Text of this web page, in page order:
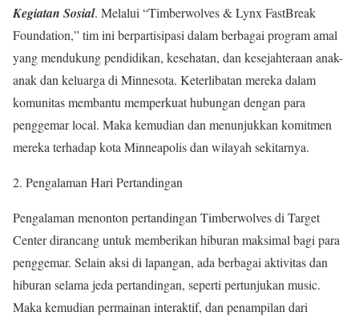
Kegiatan Sosial. Melalui “Timberwolves & Lynx FastBreak
Foundation,” tim ini berpartisipasi dalam berbagai program amal
yang mendukung pendidikan, kesehatan, dan kesejahteraan anak-
anak dan keluarga di Minnesota. Keterlibatan mereka dalam
komunitas membantu memperkuat hubungan dengan para
penggemar local. Maka kemudian dan menunjukkan komitmen
mereka terhadap kota Minneapolis dan wilayah sekitarnya.
2. Pengalaman Hari Pertandingan
Pengalaman menonton pertandingan Timberwolves di Target
Center dirancang untuk memberikan hiburan maksimal bagi para
penggemar. Selain aksi di lapangan, ada berbagai aktivitas dan
hiburan selama jeda pertandingan, seperti pertunjukan music.
Maka kemudian permainan interaktif, dan penampilan dari